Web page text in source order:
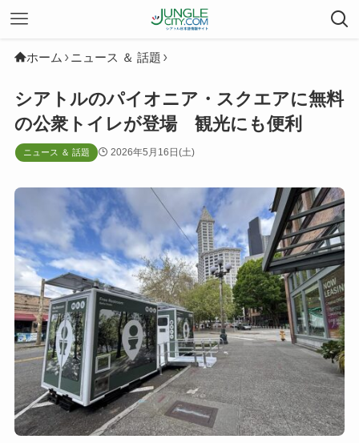
ホーム ニュース ＆ 話題
シアトルのパイオニア・スクエアに無料
の公衆トイレが登場 観光にも便利
ニュース ＆ 話題 2026年5月16日(土)